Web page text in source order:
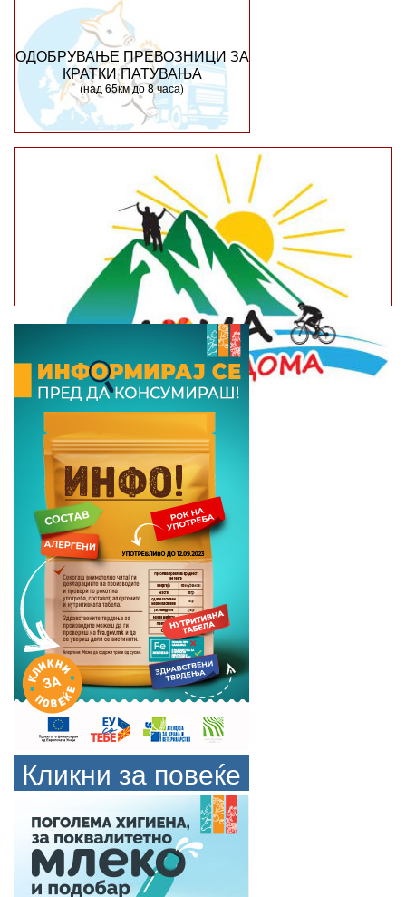
ОДОБРУВАЊЕ ПРЕВОЗНИЦИ ЗА
КРАТКИ ПАТУВАЊА
(над 65км до 8 часа)
Кликни за повеќе